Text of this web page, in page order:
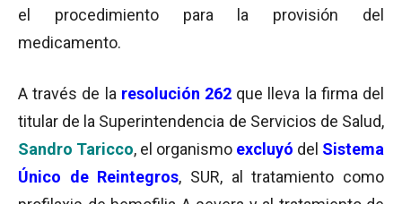
el procedimiento para la provisión del
medicamento.
A través de la resolución 262 que lleva la firma del
titular de la Superintendencia de Servicios de Salud,
Sandro Taricco, el organismo excluyó del Sistema
Único de Reintegros, SUR, al tratamiento como